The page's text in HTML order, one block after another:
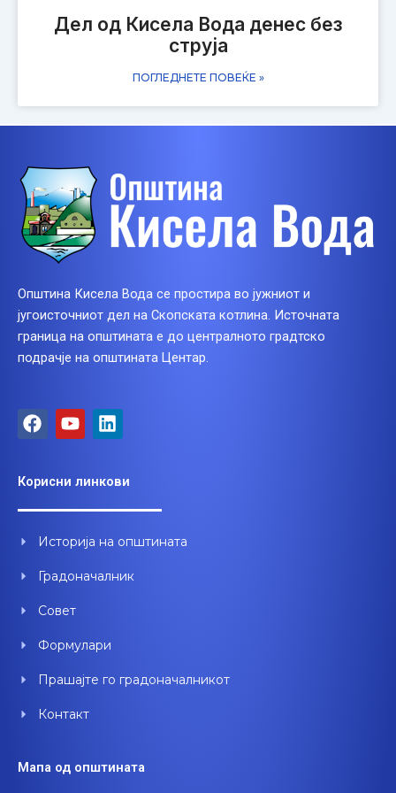
Дел од Кисела Вода денес без
струја
ПОГЛЕДНЕТЕ ПОВЕЌЕ »
Општина Кисела Вода се простира во јужниот и
југоисточниот дел на Скопската котлина. Источната
граница на општината е до централното градтско
подрачје на општината Центар.
F
a
b
o
k
Y
o
u
b
L
i
e
d
n
Корисни линкови
Историја на општината
Градоначалник
Совет
Формулари
Прашајте го градоначалникот
Контакт
Мапа од општината